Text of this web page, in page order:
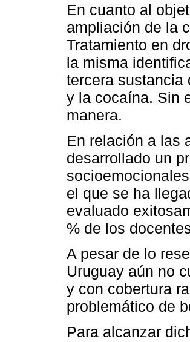
En cuanto al
ampliación de la
Tratamiento en
la misma
tercera sustancia
y la cocaína. Sin
manera.
En relación a las
desarrollado un
el que se ha
evaluado
% de los
A pesar de lo
Uruguay aún no
y con cobertura
problemático de
Para alcanzar